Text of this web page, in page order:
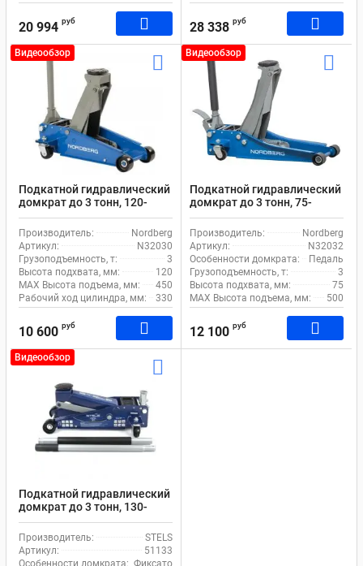
20 994 руб 28 338 руб
Видеообзор
Подкатной гидравлический
домкрат до 3 тонн, 120-
450мм Nordberg N32030
Производитель:
Nordberg
Артикул:
N32030
Грузоподъемность, т:
3
Высота подхвата, мм:
120
MAX Высота подъема, мм:
450
Рабочий ход цилиндра, мм:
330
10 600 руб
Видеообзор
Подкатной гидравлический
домкрат до 3 тонн, 75-
500мм с педалью Nordberg
N32032
Производитель:
Nordberg
Артикул:
N32032
Особенности домкрата:
Педаль
Грузоподъемность, т:
3
Высота подхвата, мм:
75
MAX Высота подъема, мм:
500
12 100 руб
Видеообзор
Подкатной гидравлический
домкрат до 3 тонн, 130-
465мм STELS 51133
Производитель:
STELS
Артикул:
51133
Особенности домкрата: Фиксатор, Поворотная рукоять